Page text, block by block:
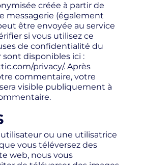
créée à partir de
messagerie (également
être envoyée au service
si vous utilisez ce
de confidentialité du
sont disponibles ici :
privacy/. Après
commentaire, votre
visible publiquement à
ou une utilisatrice
vous téléversez des
web, nous vous